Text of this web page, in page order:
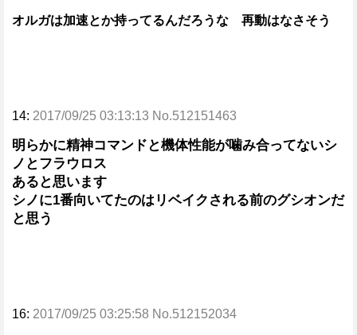
オルガは加速とか持ってるんだろうな 再動はなさそう
14: 2017/09/25 03:13:13 No.512151463
明らかに精神コマンドと機体性能が噛み合ってないシ
ノとフラウロス
あると思います
シノに1番向いてたのはリベイクされる前のグシオンだ
と思う
16: 2017/09/25 03:25:58 No.512152034